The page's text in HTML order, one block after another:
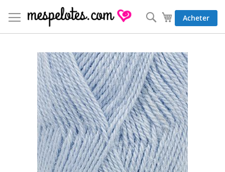
au
contenu
Mon panier
Acheter
Rechercher